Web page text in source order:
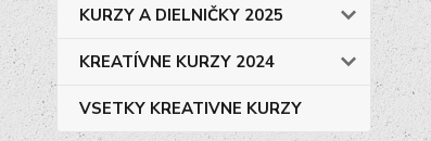
KURZY A DIELNIČKY 2025
KREATÍVNE KURZY 2024
VSETKY KREATIVNE KURZY